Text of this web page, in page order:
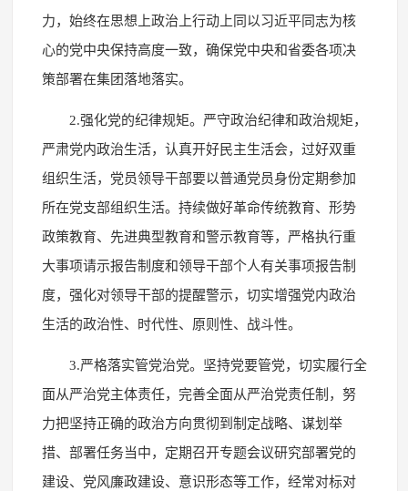
力，始终在思想上政治上行动上同以习近平同志为核
心的党中央保持高度一致，确保党中央和省委各项决
策部署在集团落地落实。
2.强化党的纪律规矩。严守政治纪律和政治规矩，
严肃党内政治生活，认真开好民主生活会，过好双重
组织生活，党员领导干部要以普通党员身份定期参加
所在党支部组织生活。持续做好革命传统教育、形势
政策教育、先进典型教育和警示教育等，严格执行重
大事项请示报告制度和领导干部个人有关事项报告制
度，强化对领导干部的提醒警示，切实增强党内政治
生活的政治性、时代性、原则性、战斗性。
3.严格落实管党治党。坚持党要管党，切实履行全
面从严治党主体责任，完善全面从严治党责任制，努
力把坚持正确的政治方向贯彻到制定战略、谋划举
措、部署任务当中，定期召开专题会议研究部署党的
建设、党风廉政建设、意识形态等工作，经常对标对